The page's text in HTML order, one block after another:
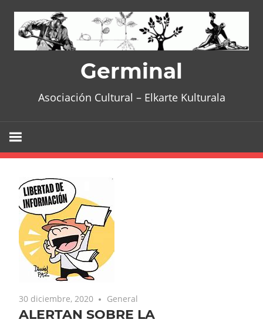
content
Germinal
Asociación Cultural – Elkarte Kulturala
30 diciembre, 2020 General
ALERTAN SOBRE LA